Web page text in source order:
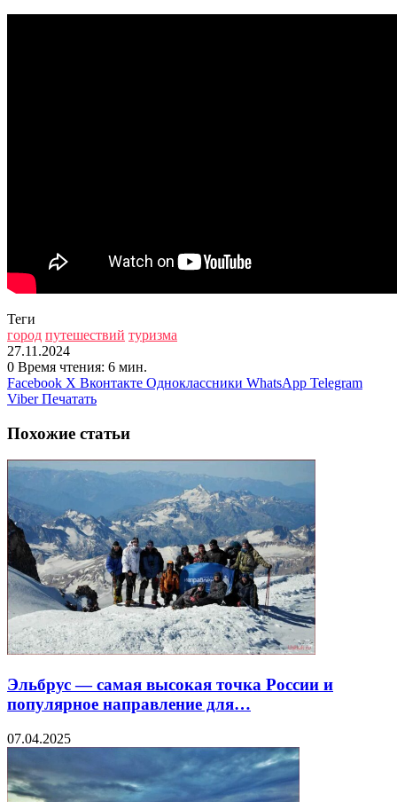
Теги
город путешествий туризма
27.11.2024
0 Время чтения: 6 мин.
Facebook X Вконтакте Одноклассники WhatsApp Telegram
Viber Печатать
Похожие статьи
Эльбрус — самая высокая точка России и
популярное направление для…
07.04.2025